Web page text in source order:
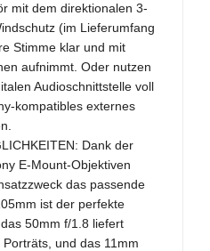
mit dem direktionalen 3-
(im Lieferumfang
Stimme klar und mit
aufnimmt. Oder nutzen
Audioschnittstelle voll
kompatibles externes
Dank der
E-Mount-Objektiven
das passende
ist der perfekte
50mm f/1.8 liefert
und das 11mm